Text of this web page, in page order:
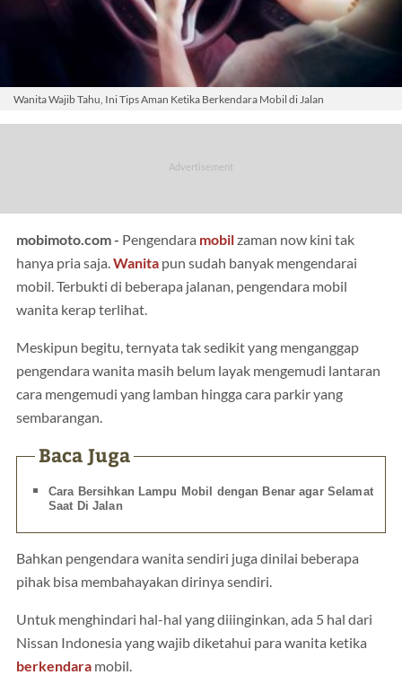
Wanita Wajib Tahu, Ini Tips Aman Ketika Berkendara Mobil di Jalan
mobimoto.com - Pengendara mobilzaman now kini tak
hanya pria saja.Wanita pun sudah banyak mengendarai
mobil. Terbukti di beberapa jalanan, pengendara mobil
wanita kerap terlihat.
Meskipun begitu, ternyata tak sedikit yang menganggap
pengendara wanita masih belum layak mengemudi lantaran
cara mengemudi yang lamban hingga cara parkir yang
sembarangan.
Baca Juga
Cara Bersihkan Lampu Mobil dengan Benar agar Selamat
Saat Di Jalan
Bahkan pengendara wanita sendiri juga dinilai beberapa
pihak bisa membahayakan dirinya sendiri.
Untuk menghindari hal-hal yang diiinginkan, ada 5 hal dari
Nissan Indonesia yang wajib diketahui para wanita ketika
berkendara mobil.